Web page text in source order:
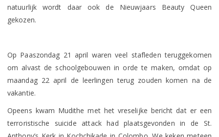
natuurlijk wordt daar ook de Nieuwjaars Beauty Queen
gekozen.
Op Paaszondag 21 april waren veel stafleden teruggekomen
om alvast de schoolgebouwen in orde te maken, omdat op
maandag 22 april de leerlingen terug zouden komen na de
vakantie.
Opeens kwam Mudithe met het vreselijke bericht dat er een
terroristische suicide attack had plaatsgevonden in de St.